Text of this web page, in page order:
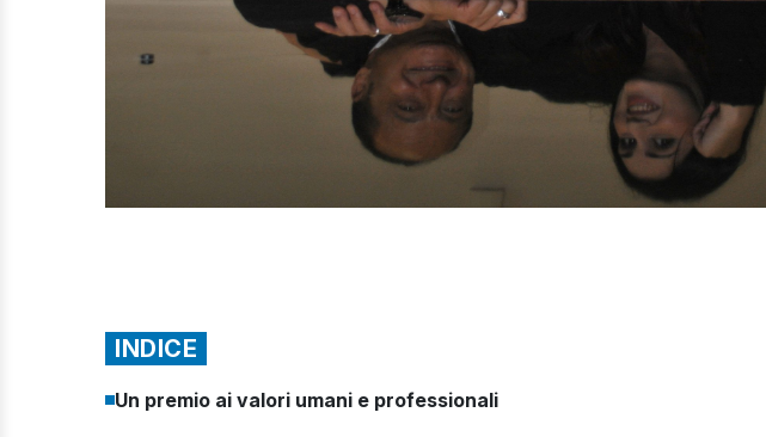
INDICE
Un premio ai valori umani e professionali